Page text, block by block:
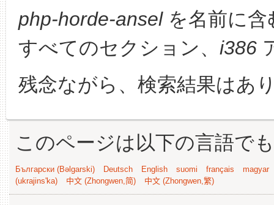
php-horde-anselを名前に含
すべてのセクション、 i386
残念ながら、検索結果はあ
このページは以下の言語で
Български (Bəlgarski) Deutsch English suomi français
magyar
(ukrajins'ka)
中文 (Zhongwen,简) 中文 (Zhongwen,繁)